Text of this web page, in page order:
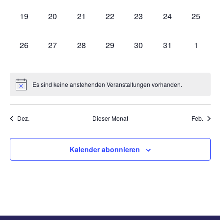
0
19
0
20
0
21
0
22
0
23
0
24
0
25
0
26
0
27
0
28
0
29
0
30
0
31
0
1
Es sind keine anstehenden Veranstaltungen vorhanden.
Dez. Dieser Monat Feb.
Kalender abonnieren